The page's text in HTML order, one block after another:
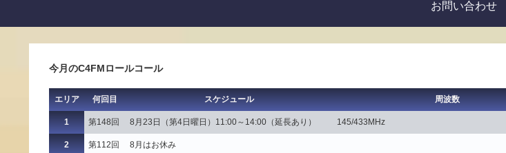
お問い合わせ
今月のC4FMロールコール
エリア 何回目 スケジュール 周波数
1 第148回 8月23日（第4日曜日）11:00～14:00（延長あり） 145/433MHz
2 第112回 8月はお休み